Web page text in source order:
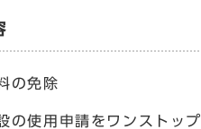
の免除
の使用申請をワンストッ